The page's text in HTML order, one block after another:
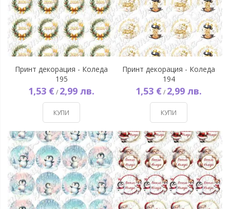
Принт декорация - Коледа
195
1,53 € / 2,99 лв.
КУПИ
Принт декорация - Коледа
194
1,53 € / 2,99 лв.
КУПИ